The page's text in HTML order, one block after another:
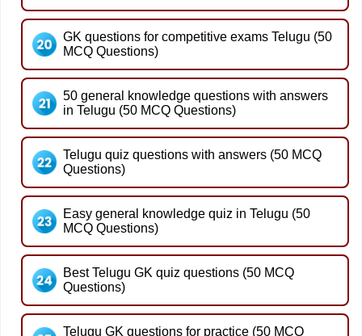
GK questions for competitive exams Telugu (50
MCQ Questions)
50 general knowledge questions with answers
in Telugu (50 MCQ Questions)
Telugu quiz questions with answers (50 MCQ
Questions)
Easy general knowledge quiz in Telugu (50
MCQ Questions)
Best Telugu GK quiz questions (50 MCQ
Questions)
Telugu GK questions for practice (50 MCQ